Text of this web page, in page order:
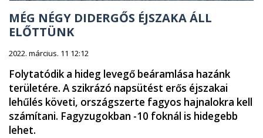
MÉG NÉGY DIDERGŐS ÉJSZAKA ÁLL
ELŐTTÜNK
2022. március. 11 12:12
Folytatódik a hideg levegő beáramlása hazánk
területére. A szikrázó napsütést erős éjszakai
lehűlés követi, országszerte fagyos hajnalokra kell
számítani. Fagyzugokban -10 foknál is hidegebb
lehet.